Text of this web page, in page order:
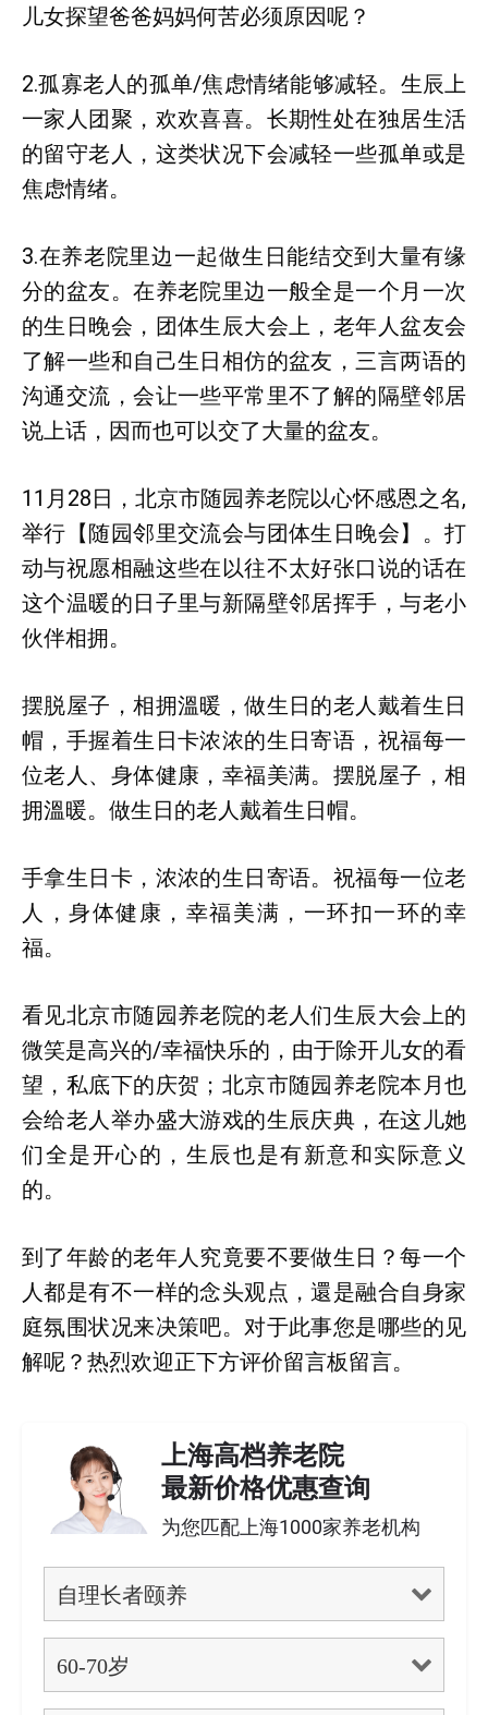
儿女探望爸爸妈妈何苦必须原因呢？
2.孤寡老人的孤单/焦虑情绪能够减轻。生辰上
一家人团聚，欢欢喜喜。长期性处在独居生活
的留守老人，这类状况下会减轻一些孤单或是
焦虑情绪。
3.在养老院里边一起做生日能结交到大量有缘
分的盆友。在养老院里边一般全是一个月一次
的生日晚会，团体生辰大会上，老年人盆友会
了解一些和自己生日相仿的盆友，三言两语的
沟通交流，会让一些平常里不了解的隔壁邻居
说上话，因而也可以交了大量的盆友。
11月28日，北京市随园养老院以心怀感恩之名,
举行【随园邻里交流会与团体生日晚会】。打
动与祝愿相融这些在以往不太好张口说的话在
这个温暖的日子里与新隔壁邻居挥手，与老小
伙伴相拥。
摆脱屋子，相拥溫暖，做生日的老人戴着生日
帽，手握着生日卡浓浓的生日寄语，祝福每一
位老人、身体健康，幸福美满。摆脱屋子，相
拥溫暖。做生日的老人戴着生日帽。
手拿生日卡，浓浓的生日寄语。祝福每一位老
人，身体健康，幸福美满，一环扣一环的幸
福。
看见北京市随园养老院的老人们生辰大会上的
微笑是高兴的/幸福快乐的，由于除开儿女的看
望，私底下的庆贺；北京市随园养老院本月也
会给老人举办盛大游戏的生辰庆典，在这儿她
们全是开心的，生辰也是有新意和实际意义
的。
到了年龄的老年人究竟要不要做生日？每一个
人都是有不一样的念头观点，還是融合自身家
庭氛围状况来决策吧。对于此事您是哪些的见
解呢？热烈欢迎正下方评价留言板留言。
上海高档养老院
最新价格优惠查询
为您匹配上海1000家养老机构